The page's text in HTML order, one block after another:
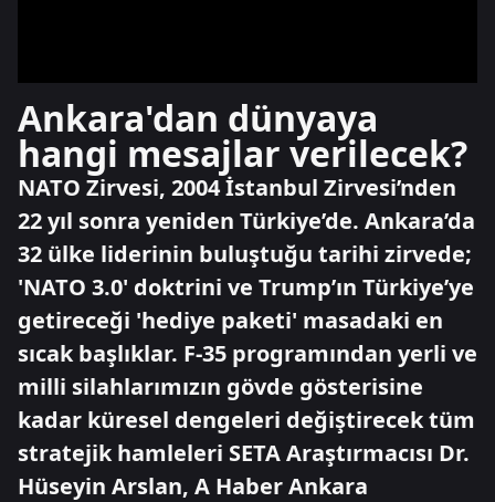
Ankara'dan dünyaya
hangi mesajlar verilecek?
NATO Zirvesi, 2004 İstanbul Zirvesi’nden
22 yıl sonra yeniden Türkiye’de. Ankara’da
32 ülke liderinin buluştuğu tarihi zirvede;
'NATO 3.0' doktrini ve Trump’ın Türkiye’ye
getireceği 'hediye paketi' masadaki en
sıcak başlıklar. F-35 programından yerli ve
milli silahlarımızın gövde gösterisine
kadar küresel dengeleri değiştirecek tüm
stratejik hamleleri SETA Araştırmacısı Dr.
Hüseyin Arslan, A Haber Ankara